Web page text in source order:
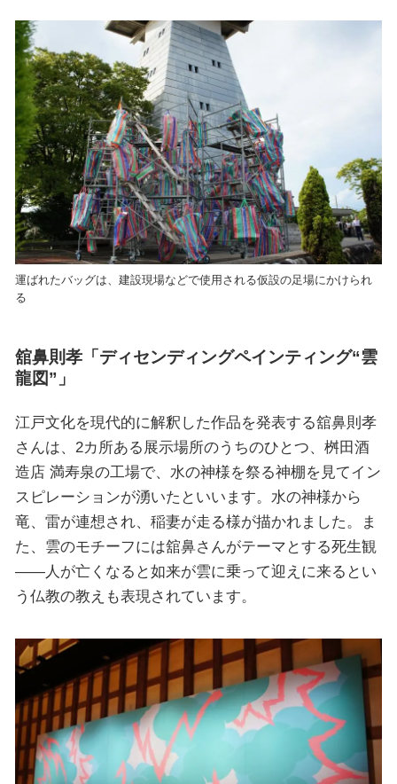
運ばれたバッグは、建設現場などで使用される仮設の足場にかけられ
る
舘鼻則孝「ディセンディングペインティング“雲
⿓図”」
江戸文化を現代的に解釈した作品を発表する舘鼻則孝
さんは、2カ所ある展示場所のうちのひとつ、桝⽥酒
造店 満寿泉の工場で、水の神様を祭る神棚を見てイン
スピレーションが湧いたといいます。水の神様から
竜、雷が連想され、稲妻が走る様が描かれました。ま
た、雲のモチーフには舘鼻さんがテーマとする死生観
――人が亡くなると如来が雲に乗って迎えに来るとい
う仏教の教えも表現されています。